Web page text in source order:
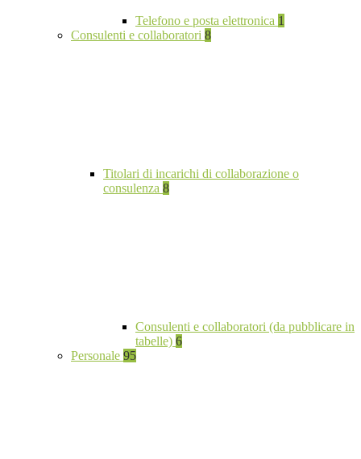
Telefono e posta elettronica 1
Consulenti e collaboratori 8
Titolari di incarichi di collaborazione o
consulenza 8
Consulenti e collaboratori (da pubblicare in
tabelle) 6
Personale 95